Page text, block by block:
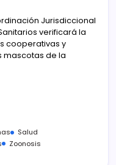
Jurisdiccional
verificará la
cooperativas y
mascotas de la
Salud
Zoonosis